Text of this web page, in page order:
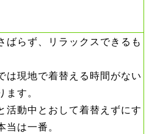
ばらず、リラックスできるも
は現地で着替える時間がない
ます。
活動中とおして着替えずにす
当は一番。